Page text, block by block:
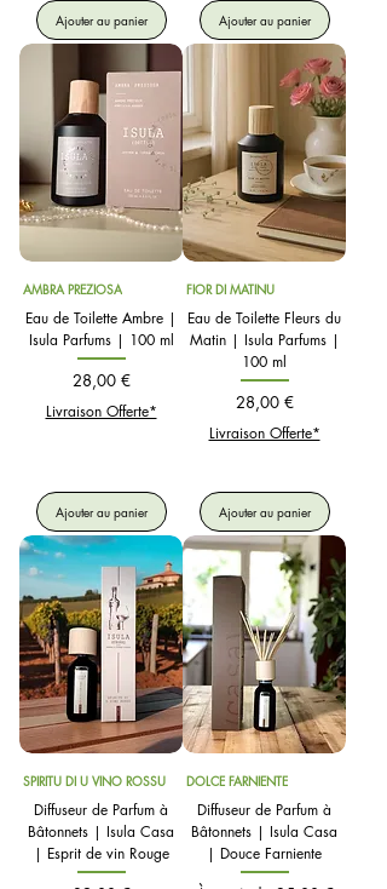
Ajouter au panier Ajouter au panier
AMBRA PREZIOSA
Eau de Toilette Ambre |
Isula Parfums | 100 ml
Prix
28,00 €
Livraison Offerte*
Ajouter au panier
FIOR DI MATINU
Eau de Toilette Fleurs du
Matin | Isula Parfums |
100 ml
Prix
28,00 €
Livraison Offerte*
Ajouter au panier
SPIRITU DI U VINO ROSSU
Diffuseur de Parfum à
Bâtonnets | Isula Casa
| Esprit de vin Rouge
DOLCE FARNIENTE
Diffuseur de Parfum à
Bâtonnets | Isula Casa
| Douce Farniente